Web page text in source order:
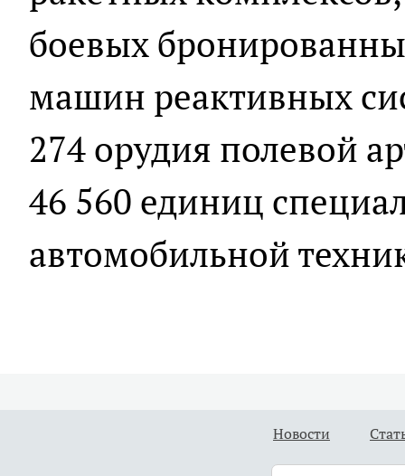
боевых
машин реактивных
274 орудия полевой
46 560 единиц
автомобильной
Новости